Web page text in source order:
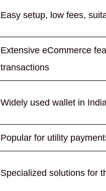
Easy setup, low fees,
Extensive eCommerce
transactions
Widely used wallet in
Popular for utility
Specialized solutions for